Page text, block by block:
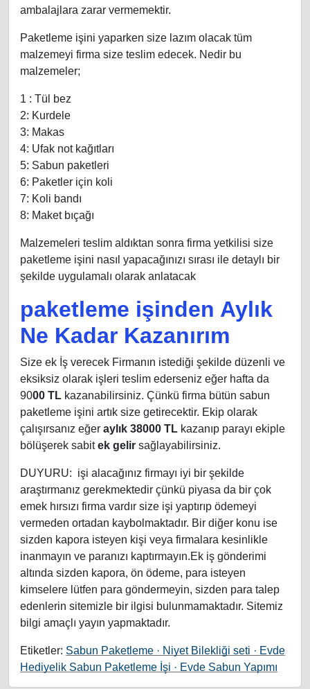
ambalajlara zarar vermemektir.
Paketleme işini yaparken size lazım olacak tüm
malzemeyi firma size teslim edecek. Nedir bu
malzemeler;
1 : Tül bez
2: Kurdele
3: Makas
4: Ufak not kağıtları
5: Sabun paketleri
6: Paketler için koli
7: Koli bandı
8: Maket bıçağı
Malzemeleri teslim aldıktan sonra firma yetkilisi size
paketleme işini nasıl yapacağınızı sırası ile detaylı bir
şekilde uygulamalı olarak anlatacak
paketleme işinden Aylık
Ne Kadar Kazanırım
Size ek İş verecek Firmanın istediği şekilde düzenli ve
eksiksiz olarak işleri teslim ederseniz eğer hafta da
9000 TL kazanabilirsiniz. Çünkü firma bütün sabun
paketleme işini artık size getirecektir. Ekip olarak
çalışırsanız eğer aylık 38000 TL kazanıp parayı ekiple
bölüşerek sabitek gelir sağlayabilirsiniz.
DUYURU: işi alacağınız firmayı iyi bir şekilde
araştırmanız gerekmektedir çünkü piyasa da bir çok
emek hırsızı firma vardır size işi yaptırıp ödemeyi
vermeden ortadan kaybolmaktadır. Bir diğer konu ise
sizden kapora isteyen kişi veya firmalara kesinlikle
inanmayın ve paranızı kaptırmayın.Ek iş gönderimi
altında sizden kapora, ön ödeme, para isteyen
kimselere lütfen para göndermeyin, sizden para talep
edenlerin sitemizle bir ilgisi bulunmamaktadır. Sitemiz
bilgi amaçlı yayın yapmaktadır.
Etiketler: Sabun Paketleme · Niyet Bilekliği seti · Evde
Hediyelik Sabun Paketleme İşi · Evde Sabun Yapımı